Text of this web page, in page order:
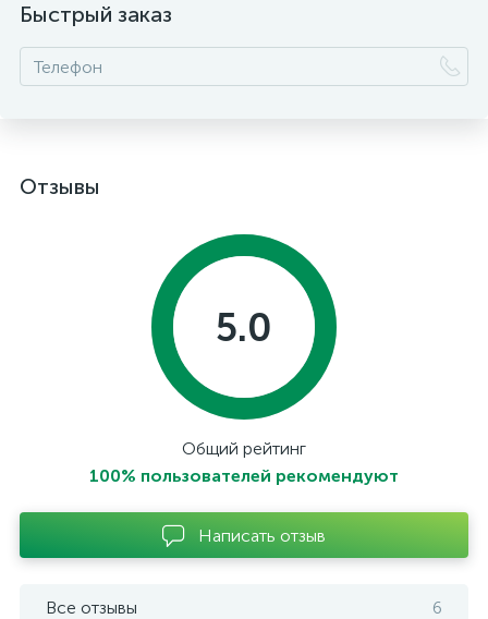
Быстрый заказ
Отзывы
5.0
Общий рейтинг
100% пользователей рекомендуют
Написать отзыв
Все отзывы 6